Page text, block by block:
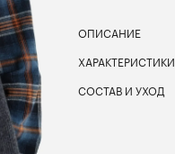
ОПИСАНИЕ
ХАРАКТЕРИСТИКИ
СОСТАВ И УХОД